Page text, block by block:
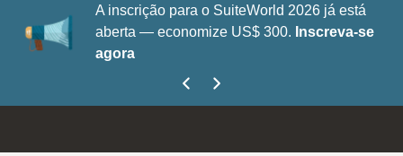
A inscrição para o SuiteWorld 2026 já está
aberta — economize US$ 300. Inscreva-se
agora